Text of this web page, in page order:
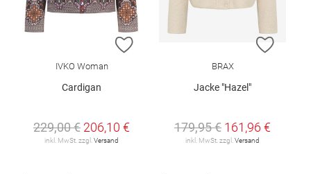
ZUR WUNSCHLISTE HINZUFÜGEN
IVKO Woman
Cardigan
229,00 € 206,10 €
inkl. MwSt. zzgl. Versand
ZUR
BRAX
Jacke "Hazel"
179,95 € 161,96 €
inkl. MwSt. zzgl. Versand